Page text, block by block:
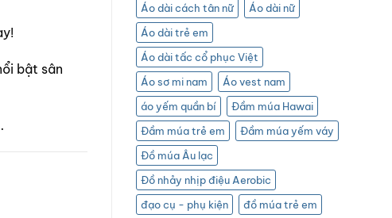
Áo dài cách tân nữ
Áo dài nữ
Áo dài trẻ em
Áo dài tấc cổ phục Việt
Áo sơ mi nam
Áo vest nam
áo yếm quần bí
Đầm múa Hawai
Đầm múa trẻ em
Đầm múa yếm váy
Đồ múa Âu lạc
Đồ nhảy nhịp điệu Aerobic
đạo cụ - phụ kiện
đồ múa trẻ em
bật sân